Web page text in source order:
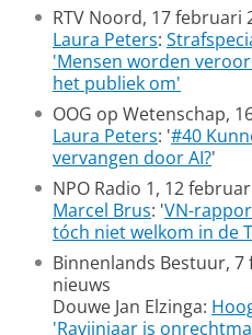
RTV Noord, 17 februari
Laura Peters:
'Mensen worden
het publiek om'
OOG op Wetenschap,
Laura Peters: '#40
vervangen door AI?'
NPO Radio 1, 12
Marcel Brus: 'VN-
tóch niet welkom in de
Binnenlands Bestuur,
nieuws
Douwe Jan Elzinga:
'Ravijnjaar is